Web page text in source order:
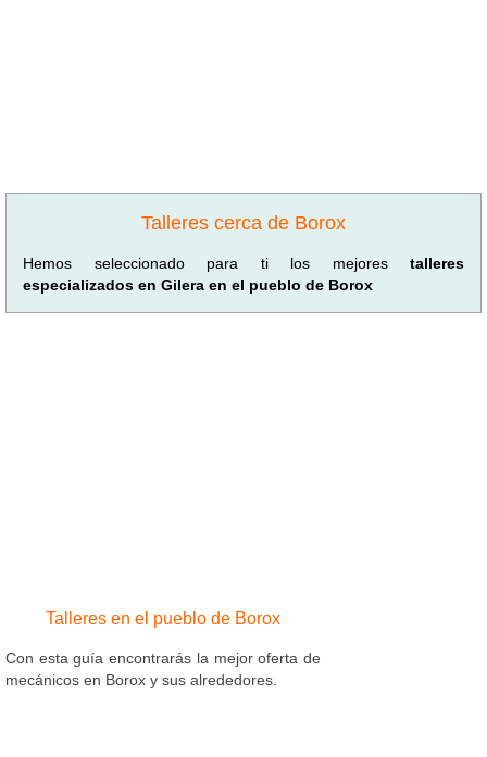
Talleres cerca de Borox
Hemos seleccionado para ti los mejores talleres
especializados en Gilera en el pueblo de Borox
Talleres en el pueblo de Borox
Con esta guía encontrarás la mejor oferta de
mecánicos en Borox y sus alrededores.